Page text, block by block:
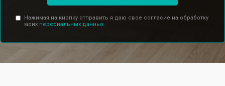
Нажимая на кнопку отправить я даю свое согласие на обработку
моих персональных данных.